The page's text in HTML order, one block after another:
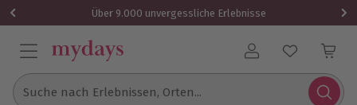
Über 9.000 unvergessliche Erlebnisse
Benutzerkonto
Suche nach Erlebnissen, Orten...